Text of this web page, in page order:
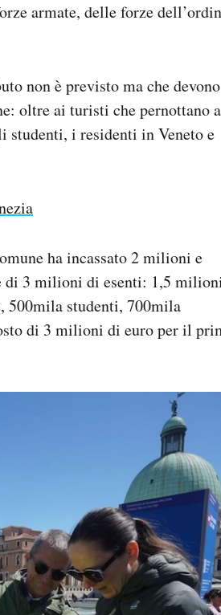
armate, delle forze
non è previsto ma che devono
oltre ai turisti che pernottano a
studenti, i residenti in Veneto e
ha incassato 2 milioni e
di 3 milioni di esenti: 1,5
500mila studenti, 700mila
di 3 milioni di euro per il